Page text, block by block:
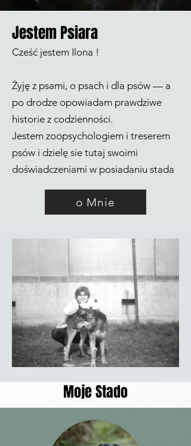
Jestem Psiara
Cześć jestem Ilona !
Żyję z psami, o psach i dla psów — a
po drodze opowiadam prawdziwe
historie z codzienności.
Jestem zoopsychologiem i treserem
psów i dzielę sie tutaj swoimi
doświadczeniami w posiadaniu stada
o Mnie
Moje Stado